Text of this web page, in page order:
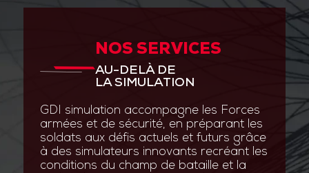
NOS SERVICES
AU-DELÀ DE
LA SIMULATION
GDI simulation accompagne les Forces
armées et de sécurité, en préparant les
soldats aux défis actuels et futurs grâce
à des simulateurs innovants recréant les
conditions du champ de bataille et la